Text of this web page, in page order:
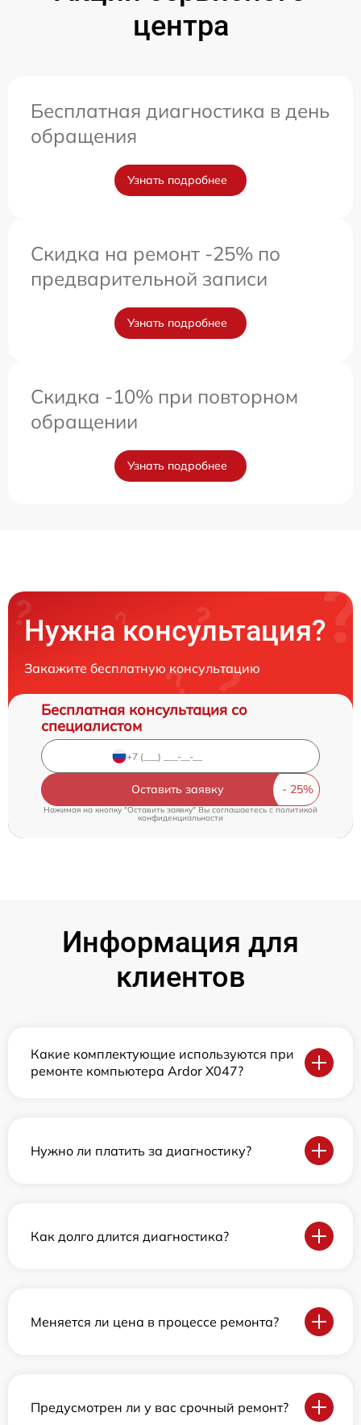
центра
Бесплатная диагностика в день
обращения
Узнать подробнее
Скидка на ремонт -25% по
предварительной записи
Узнать подробнее
Скидка -10% при повторном
обращении
Узнать подробнее
Нужна консультация?
Закажите бесплатную консультацию
Бесплатная консультация со
специалистом
Оставить заявку
Нажимая на кнопку "Оставить заявку" Вы соглашаетесь cполитикой
конфиденциальности
Информация для
клиентов
Какие комплектующие используются при
ремонте компьютера Ardor X047?
Нужно ли платить за диагностику?
Как долго длится диагностика?
Меняется ли цена в процессе ремонта?
Предусмотрен ли у вас срочный ремонт?